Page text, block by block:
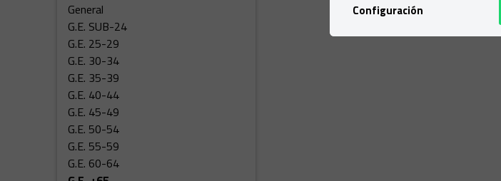
General
G.E. SUB-24
G.E. 25-29
G.E. 30-34
G.E. 35-39
G.E. 40-44
G.E. 45-49
G.E. 50-54
G.E. 55-59
G.E. 60-64
Configuración